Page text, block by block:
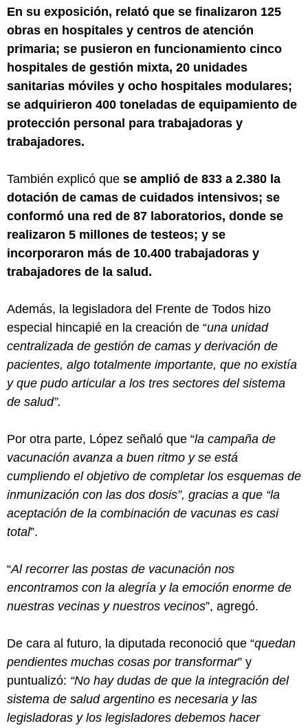
En su exposición, relató que se finalizaron 125
obras en hospitales y centros de atención
primaria; se pusieron en funcionamiento cinco
hospitales de gestión mixta, 20 unidades
sanitarias móviles y ocho hospitales modulares;
se adquirieron 400 toneladas de equipamiento de
protección personal para trabajadoras y
trabajadores.
También explicó que se amplió de 833 a 2.380 la
dotación de camas de cuidados intensivos; se
conformó una red de 87 laboratorios, donde se
realizaron 5 millones de testeos; y se
incorporaron más de 10.400 trabajadoras y
trabajadores de la salud.
Además, la legisladora del Frente de Todos hizo
especial hincapié en la creación de “una unidad
centralizada de gestión de camas y derivación de
pacientes, algo totalmente importante, que no existía
y que pudo articular a los tres sectores del sistema
de salud”.
Por otra parte, López señaló que “la campaña de
vacunación avanza a buen ritmo y se está
cumpliendo el objetivo de completar los esquemas de
inmunización con las dos dosis”, gracias a que “la
aceptación de la combinación de vacunas es casi
total”.
“Al recorrer las postas de vacunación nos
encontramos con la alegría y la emoción enorme de
nuestras vecinas y nuestros vecinos”, agregó.
De cara al futuro, la diputada reconoció que “quedan
pendientes muchas cosas por transformar” y
puntualizó: “No hay dudas de que la integración del
sistema de salud argentino es necesaria y las
legisladoras y los legisladores debemos hacer